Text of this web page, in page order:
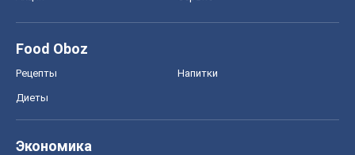
Food Oboz
Рецепты Напитки
Диеты
Экономика